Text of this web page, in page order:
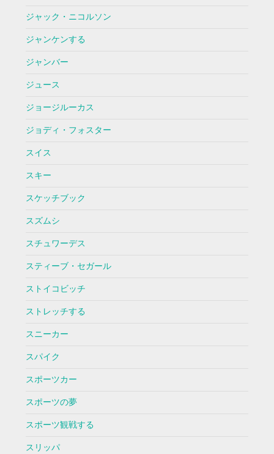
ジャック・ニコルソン
ジャンケンする
ジャンバー
ジュース
ジョージルーカス
ジョディ・フォスター
スイス
スキー
スケッチブック
スズムシ
スチュワーデス
スティーブ・セガール
ストイコビッチ
ストレッチする
スニーカー
スパイク
スポーツカー
スポーツの夢
スポーツ観戦する
スリッパ